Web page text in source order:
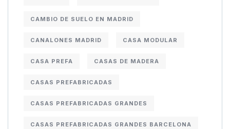
CAMBIO DE SUELO EN MADRID
CANALONES MADRID CASA MODULAR
CASA PREFA CASAS DE MADERA
CASAS PREFABRICADAS
CASAS PREFABRICADAS GRANDES
CASAS PREFABRICADAS GRANDES BARCELONA